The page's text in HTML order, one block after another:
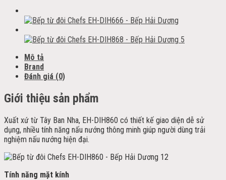
Mô tả
Brand
Đánh giá (0)
Giới thiệu sản phẩm
Xuất xứ từ Tây Ban Nha, EH-DIH860 có thiết kế giao diện dễ sử
dụng, nhiều tính năng nấu nướng thông minh giúp người dùng trải
nghiệm nấu nướng hiện đại.
Tính năng mặt kính